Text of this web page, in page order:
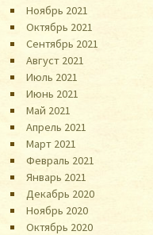
Ноябрь 2021
Октябрь 2021
Сентябрь 2021
Август 2021
Июль 2021
Июнь 2021
Май 2021
Апрель 2021
Март 2021
Февраль 2021
Январь 2021
Декабрь 2020
Ноябрь 2020
Октябрь 2020